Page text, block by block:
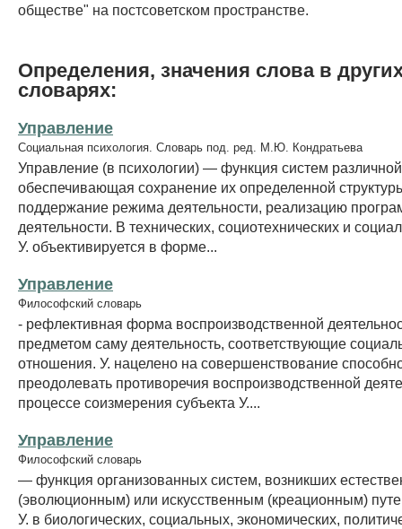
обществе" на постсоветском пространстве.
Определения, значения слова в
словарях:
Управление
Социальная психология. Словарь под. ред. М.Ю. Кондратьева
Управление (в психологии) — функция систем
обеспечивающая сохранение их определенной
поддержание режима деятельности, реализацию
деятельности. В технических, социотехнических и
У. объективируется в форме...
Управление
Философский словарь
- рефлективная форма воспроизводственной
предметом саму деятельность, соответствующие
отношения. У. нацелено на совершенствование
преодолевать противоречия воспроизводственной
процессе соизмерения субъекта У....
Управление
Философский словарь
— функция организованных систем, возникших
(эволюционным) или искусственным (креационным)
У. в биологических, социальных, экономических,